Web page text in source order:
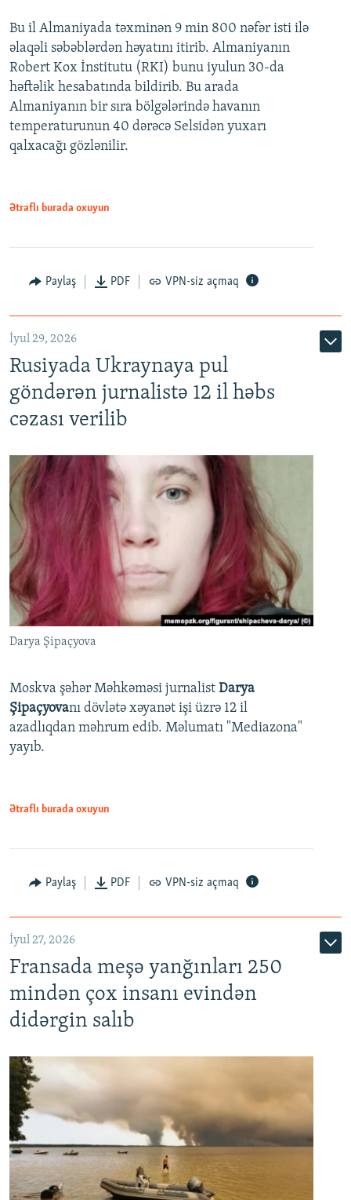
Bu il Almaniyada təxminən 9 min 800 nəfər isti ilə
əlaqəli səbəblərdən həyatını itirib. Almaniyanın
Robert Kox İnstitutu (RKI) bunu iyulun 30-da
həftəlik hesabatında bildirib. Bu arada
Almaniyanın bir sıra bölgələrində havanın
temperaturunun 40 dərəcə Selsidən yuxarı
qalxacağı gözlənilir.
Ətraflı burada oxuyun
Paylaş PDF VPN-siz açmaq
İyul 29, 2026
Rusiyada Ukraynaya pul
göndərən jurnalistə 12 il həbs
cəzası verilib
Darya Şipaçyova
Moskva şəhər Məhkəməsi jurnalist Darya
Şipaçyovanı dövlətə xəyanət işi üzrə 12 il
azadlıqdan məhrum edib. Məlumatı "Mediazona"
yayıb.
Ətraflı burada oxuyun
Paylaş PDF VPN-siz açmaq
İyul 27, 2026
Fransada meşə yanğınları 250
mindən çox insanı evindən
didərgin salıb